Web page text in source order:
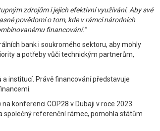
zdrojům i jejich efektivní využívání. Aby své
povědomí o tom, kde v rámci národních
financování.”
bank i soukromého sektoru, aby mohly
a potřeby vůči technickým partnerům,
institucí. Právě financování představuje
konferenci COP28 v Dubaji v roce 2023
společný referenční rámec, pomohla státům